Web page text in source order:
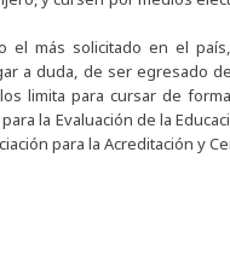
el más solicitado en el
a duda, de ser egresado
limita para cursar de
la Evaluación de la
para la Acreditación y